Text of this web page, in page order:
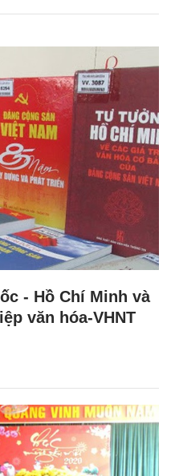
- Hồ Chí Minh và
văn hóa-VHNT